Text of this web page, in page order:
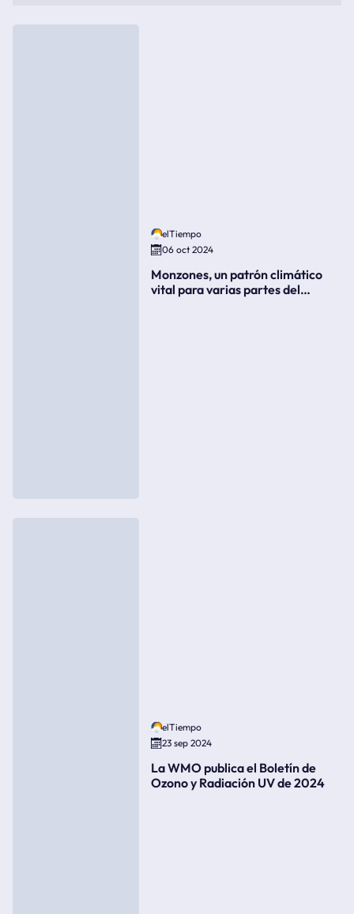
elTiempo
06 oct 2024
Monzones, un patrón climático
vital para varias partes del
elTiempo
23 sep 2024
La WMO publica el Boletín de
Ozono y Radiación UV de 2024